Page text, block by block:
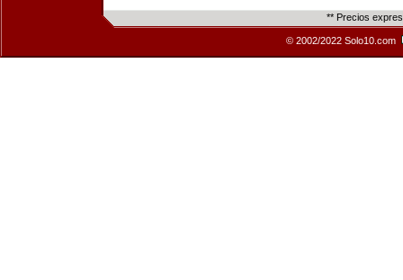
** Precios
© 2002/2022 Solo10.com